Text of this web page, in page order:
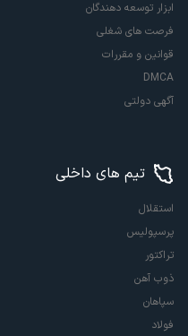
ابزار توسعه دهندگان
فرصت های شغلی
قوانین و مقررات
DMCA
آگهی دولتی
تیم های داخلی
استقلال
پرسپولیس
تراکتور
ذوب آهن
سپاهان
فولاد